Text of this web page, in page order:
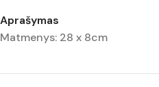
Aprašymas
Matmenys: 28 x 8cm